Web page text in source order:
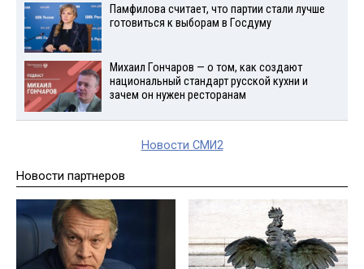
Памфилова считает, что партии стали лучше
готовиться к выборам в Госдуму
Михаил Гончаров — о том, как создают
национальный стандарт русской кухни и
зачем он нужен ресторанам
Новости СМИ2
Новости партнеров